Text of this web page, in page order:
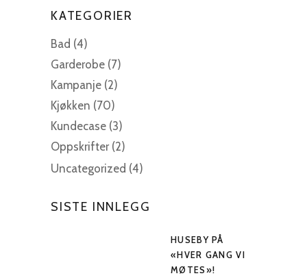
KATEGORIER
Bad (4)
Garderobe (7)
Kampanje (2)
Kjøkken (70)
Kundecase (3)
Oppskrifter(2)
Uncategorized (4)
SISTE INNLEGG
HUSEBY PÅ
«HVER GANG VI
MØTES»!